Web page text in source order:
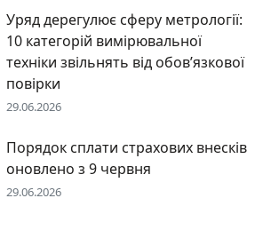
Уряд дерегулює сферу метрології:
10 категорій вимірювальної
техніки звільнять від обов’язкової
повірки
29.06.2026
Порядок сплати страхових внесків
оновлено з 9 червня
29.06.2026